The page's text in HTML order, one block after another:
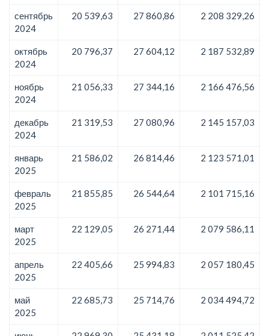
сентябрь
2024
20 539,63 27 860,86 2 208 329,26
октябрь
2024
20 796,37 27 604,12 2 187 532,89
ноябрь
2024
21 056,33 27 344,16 2 166 476,56
декабрь
2024
21 319,53 27 080,96 2 145 157,03
январь
2025
21 586,02 26 814,46 2 123 571,01
февраль
2025
21 855,85 26 544,64 2 101 715,16
март
2025
22 129,05 26 271,44 2 079 586,11
апрель
2025
22 405,66 25 994,83 2 057 180,45
май
2025
22 685,73 25 714,76 2 034 494,72